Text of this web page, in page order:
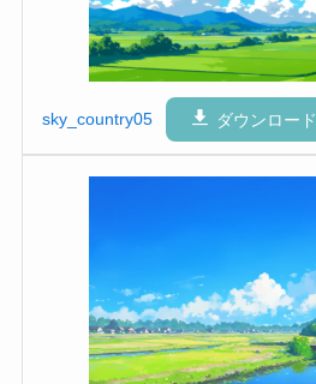
sky_country05 ダウンロード